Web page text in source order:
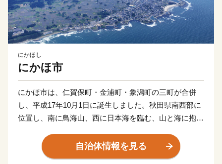
にかほし
にかほ市
にかほ市は、仁賀保町・金浦町・象潟町の三町が合併
し、平成17年10月1日に誕生しました。秋田県南西部に
位置し、南に鳥海山、西に日本海を臨む、山と海に抱か
鳥海山は標高2,236ｍの独立峰で、山頂から海岸線まで
直線距離で約16ｋｍと近く、世界的にも珍しい地理的特
自治体情報を見る